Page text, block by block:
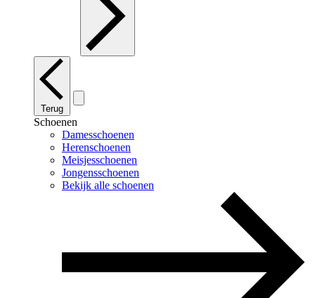
Terug
Schoenen
Damesschoenen
Herenschoenen
Meisjesschoenen
Jongensschoenen
Bekijk alle schoenen